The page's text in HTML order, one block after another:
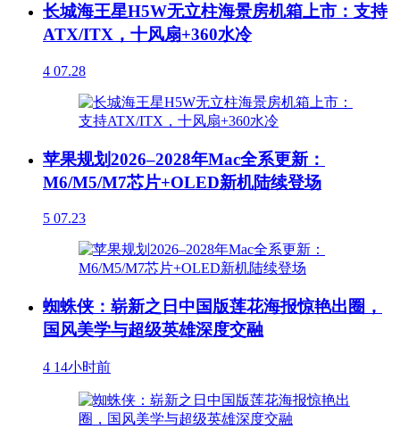
长城海王星H5W无立柱海景房机箱上市：支持
ATX/ITX，十风扇+360水冷
4 07.28
苹果规划2026–2028年Mac全系更新：
M6/M5/M7芯片+OLED新机陆续登场
5 07.23
蜘蛛侠：崭新之日中国版莲花海报惊艳出圈，
国风美学与超级英雄深度交融
4 14小时前